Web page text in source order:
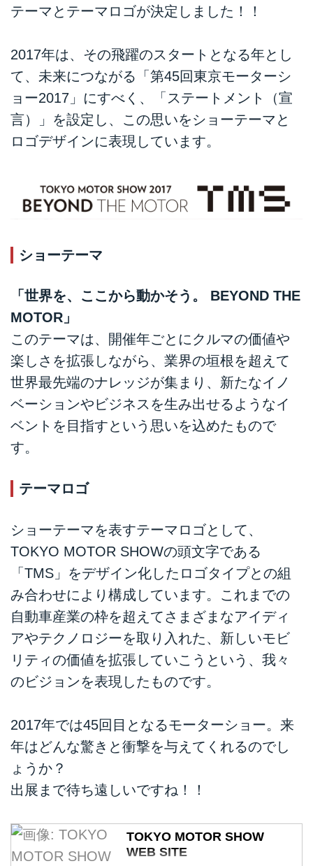
テーマとテーマロゴが決定しました！！
2017年は、その飛躍のスタートとなる年とし
て、未来につながる「第45回東京モーターシ
ョー2017」にすべく、「ステートメント（宣
言）」を設定し、この思いをショーテーマと
ロゴデザインに表現しています。
ショーテーマ
「世界を、ここから動かそう。 BEYOND THE
MOTOR」
このテーマは、開催年ごとにクルマの価値や
楽しさを拡張しながら、業界の垣根を超えて
世界最先端のナレッジが集まり、新たなイノ
ベーションやビジネスを生み出せるようなイ
ベントを目指すという思いを込めたもので
す。
テーマロゴ
ショーテーマを表すテーマロゴとして、
TOKYO MOTOR SHOWの頭文字である
「TMS」をデザイン化したロゴタイプとの組
み合わせにより構成しています。これまでの
自動車産業の枠を超えてさまざまなアイディ
アやテクノロジーを取り入れた、新しいモビ
リティの価値を拡張していこうという、我々
のビジョンを表現したものです。
2017年では45回目となるモーターショー。来
年はどんな驚きと衝撃を与えてくれるのでし
ょうか？
出展まで待ち遠しいですね！！
TOKYO MOTOR SHOW
WEB SITE